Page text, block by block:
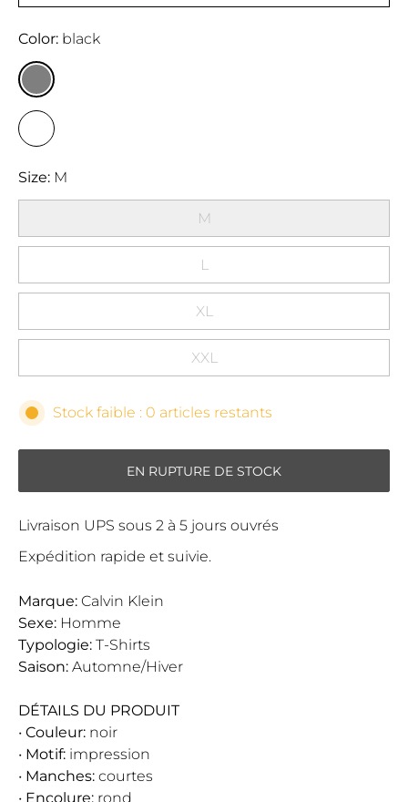
Color black
Size M
M
L
XL
XXL
Stock faible : 0 articles restants
EN RUPTURE DE STOCK
Livraison UPS sous 2 à 5 jours ouvrés
Expédition rapide et suivie.
Marque: Calvin Klein
Sexe: Homme
Typologie: T-Shirts
Saison: Automne/Hiver
DÉTAILS DU PRODUIT
• Couleur: noir
• Motif: impression
• Manches: courtes
• Encolure: rond